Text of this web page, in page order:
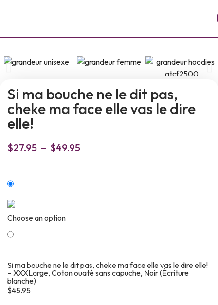
Si ma bouche ne le dit pas,
cheke ma face elle vas le dire
elle!
$27.95 – $49.95
Choose an option
Si ma bouche ne le dit pas, cheke ma face elle vas le dire elle!
– XXXLarge, Coton ouaté sans capuche, Noir (Écriture
blanche)
$45.95